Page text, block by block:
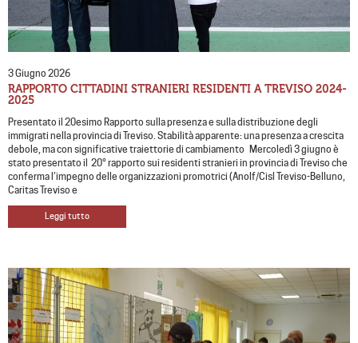
3 Giugno 2026
RAPPORTO CITTADINI STRANIERI RESIDENTI A TREVISO 2024-
2025
Presentato il 20esimo Rapporto sulla presenza e sulla distribuzione degli
immigrati nella provincia di Treviso. Stabilità apparente: una presenza a crescita
debole, ma con significative traiettorie di cambiamento Mercoledì 3 giugno è
stato presentato il 20° rapporto sui residenti stranieri in provincia di Treviso che
conferma l’impegno delle organizzazioni promotrici (Anolf/Cisl Treviso-Belluno,
Caritas Treviso e
Leggi tutto